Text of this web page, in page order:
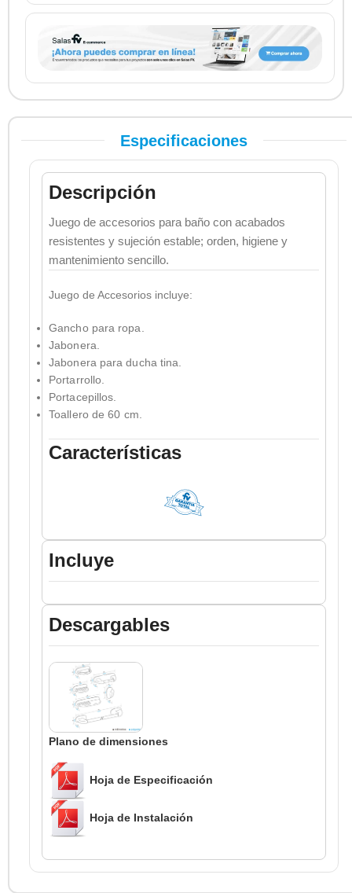
Especificaciones
Descripción
Juego de accesorios para baño con acabados
resistentes y sujeción estable; orden, higiene y
mantenimiento sencillo.
Juego de Accesorios incluye:
Gancho para ropa.
Jabonera.
Jabonera para ducha tina.
Portarrollo.
Portacepillos.
Toallero de 60 cm.
Características
Incluye
Descargables
Plano de dimensiones
Hoja de Especificación
Hoja de Instalación